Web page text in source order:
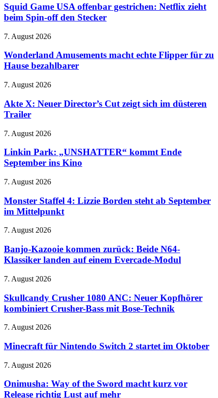
trägt
Prada
–
randaliert
wieder
im
USA
offenbar
gestrichen:
zieht
Spin-
off
Stecker
Squid Game USA offenbar gestrichen: Netflix zieht
beim Spin-off den Stecker
Wonderland
macht
echte
Flipper
zu
bezahlbarer
7. August 2026
Wonderland Amusements macht echte Flipper für zu
Hause bezahlbarer
Akte
Neuer
Director’s
Cut
sich
düsteren
Trailer
7. August 2026
Akte X: Neuer Director’s Cut zeigt sich im düsteren
Trailer
Linkin
„UNSHATTER“
kommt
Ende
ins
7. August 2026
Linkin Park: „UNSHATTER“ kommt Ende
September ins Kino
Monster
4:
Lizzie
Borden
ab
im
Mittelpunkt
7. August 2026
Monster Staffel 4: Lizzie Borden steht ab September
im Mittelpunkt
Banjo-
kommen
zurück:
Beide
Klassiker
auf
einem
Modul
7. August 2026
Banjo-Kazooie kommen zurück: Beide N64-
Klassiker landen auf einem Evercade-Modul
Skullcandy
1080
ANC:
Neuer
kombiniert
Bass
Bose-
7. August 2026
Skullcandy Crusher 1080 ANC: Neuer Kopfhörer
kombiniert Crusher-Bass mit Bose-Technik
Minecraft
Nintendo
Switch
2
startet
im
Oktober
7. August 2026
Minecraft für Nintendo Switch 2 startet im Oktober
Onimusha:
of
the
7. August 2026
Onimusha: Way of the Sword macht kurz vor
Release richtig Lust auf mehr